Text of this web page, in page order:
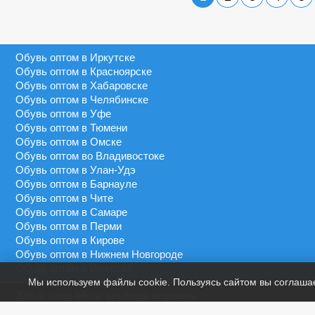
MEIGIANNAS
MEKO MELO
MIMOER
MOLO
MOMOTARI
NASIMUDA
NICOLETTA
OLADI
PALIAMENT
QIYA
S&L
SAIJUN
41 - 45
41 - 46
45 - 50
46 - 48
46 - 49
46 - 50
Синий
Сиреневый
Темно-синий
Фиолетовый
Черный
Обувь оптом в Иркутске
Обувь оптом в Красноярске
Обувь оптом в Хабаровске
Обувь оптом в Челябинске
Обувь оптом в Уфе
Обувь оптом в Тюмени
Обувь оптом в Омске
Обувь оптом во Владивостоке
Обувь оптом в Улан-Удэ
Обувь оптом в Барнауле
Обувь оптом в Чите
Обувь оптом в Самаре
Обувь оптом в Перми
Обувь оптом в Кирове
Обувь оптом в Нижнем Новгороде
Мы используем файлы cookie. Пользуясь сайтом вы